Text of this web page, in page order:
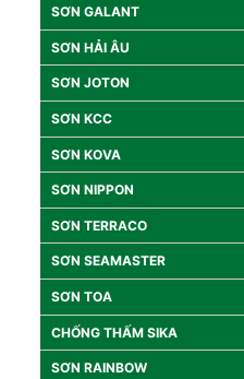
SƠN GALANT
SƠN HẢI ÂU
SƠN JOTON
SƠN KCC
SƠN KOVA
SƠN NIPPON
SƠN TERRACO
SƠN SEAMASTER
SƠN TOA
CHỐNG THẤM SIKA
SƠN RAINBOW